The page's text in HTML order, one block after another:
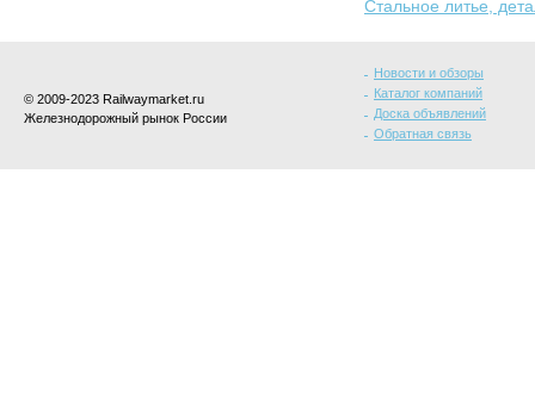
Стальное литье,
© 2009-2023 Railwaymarket.ru
Железнодорожный рынок России
Новости и обзоры
Каталог компаний
Доска объявлений
Обратная связь